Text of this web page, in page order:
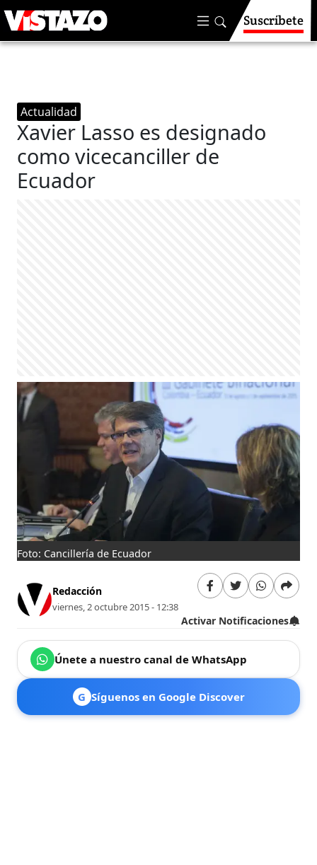
Suscríbete
Actualidad
Xavier Lasso es designado
como vicecanciller de
Ecuador
Foto: Cancillería de Ecuador
Redacción
viernes, 2 octubre 2015 - 12:38
Activar Notificaciones
Únete a nuestro canal de WhatsApp
G Síguenos en Google Discover